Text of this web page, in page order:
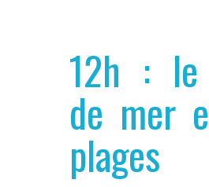
12h : le
de mer
plages